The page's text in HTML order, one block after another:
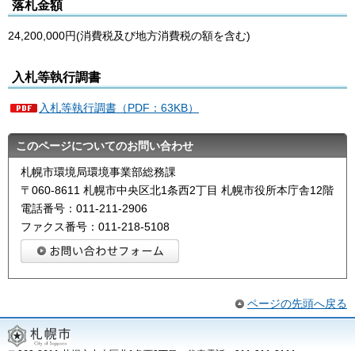
落札金額
24,200,000円(消費税及び地方消費税の額を含む)
入札等執行調書
入札等執行調書（PDF：63KB）
このページについてのお問い合わせ
札幌市環境局環境事業部総務課
〒060-8611 札幌市中央区北1条西2丁目 札幌市役所本庁舎12階
電話番号：011-211-2906
ファクス番号：011-218-5108
ページの先頭へ戻る